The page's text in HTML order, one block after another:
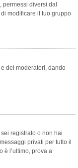
permessi diversi dal
modificare il tuo gruppo
dei moderatori, dando
registrato o non hai
privati per tutto il
è l’ultimo, prova a